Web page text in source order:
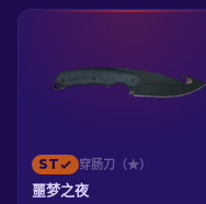
ST 穿肠刀（★）
噩梦之夜